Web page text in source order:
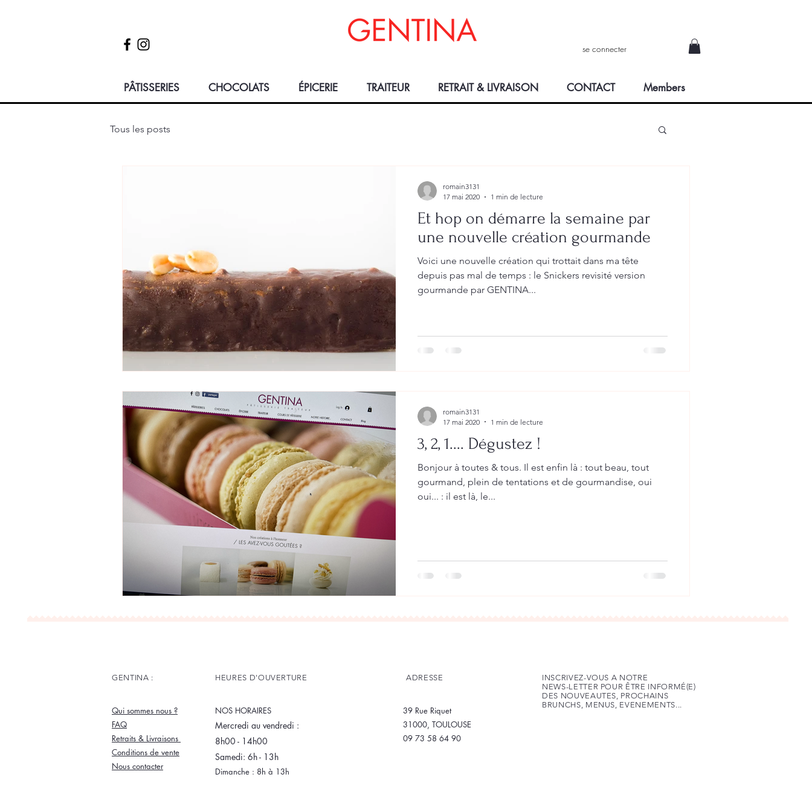
se connecter
PÂTISSERIES CHOCOLATS ÉPICERIE TRAITEUR RETRAIT & LIVRAISON CONTACT Members
Tous les posts
Et hop on démarre la semaine par
une nouvelle création gourmande
Voici une nouvelle création qui trottait dans ma tête
depuis pas mal de temps : le Snickers revisité version
gourmande par GENTINA...
romain3131
17 mai 2020
1 min de lecture
3, 2, 1.... Dégustez !
Bonjour à toutes & tous. Il est enfin là : tout beau, tout
gourmand, plein de tentations et de gourmandise, oui
oui... : il est là, le...
romain3131
17 mai 2020
1 min de lecture
GENTINA :
Qui sommes nous ?
FAQ
Retraits & Livraisons
Conditions de vente
Nous contacter
HEURES D'OUVERTURE
NOS HORAIRES
Mercredi au vendredi :
8h00 - 14h00
Samedi: 6h - 13h
Dimanche : 8h à 13h
ADRESSE
39 Rue Riquet
31000, TOULOUSE
09 73 58 64 90
INSCRIVEZ-VOUS A NOTRE
NEWS-LETTER POUR ÊTRE INFORMÉ(E)
DES NOUVEAUTES, PROCHAINS
BRUNCHS, MENUS, EVENEMENTS...